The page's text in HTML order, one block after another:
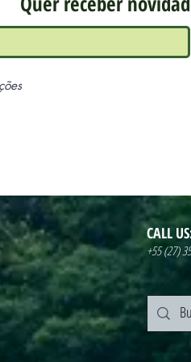
CALL
+55 (27)